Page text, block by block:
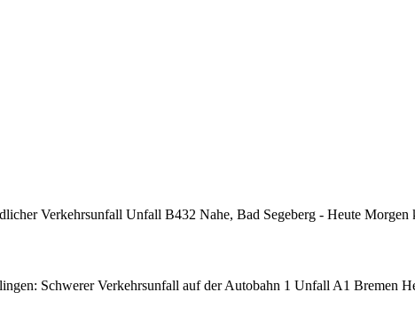
Verkehrsunfall Unfall B432 Nahe, Bad Segeberg - Heute
Schwerer Verkehrsunfall auf der Autobahn 1 Unfall A1 Bremen